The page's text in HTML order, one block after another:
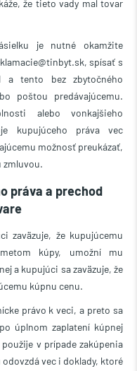
že tieto vady mal tovar
je nutné okamžite
spísať s
a tento bez zbytočného
poštou predávajúcemu.
alebo vonkajšieho
kupujúceho práva vec
možnosť preukázať,
zmluvou.
práva a prechod
zaväzuje, že kupujúcemu
kúpy, umožní mu
a kupujúci sa zaväzuje, že
kúpnu cenu.
právo k veci, a preto sa
úplnom zaplatení kúpnej
v prípade zakúpenia
vec i doklady, ktoré